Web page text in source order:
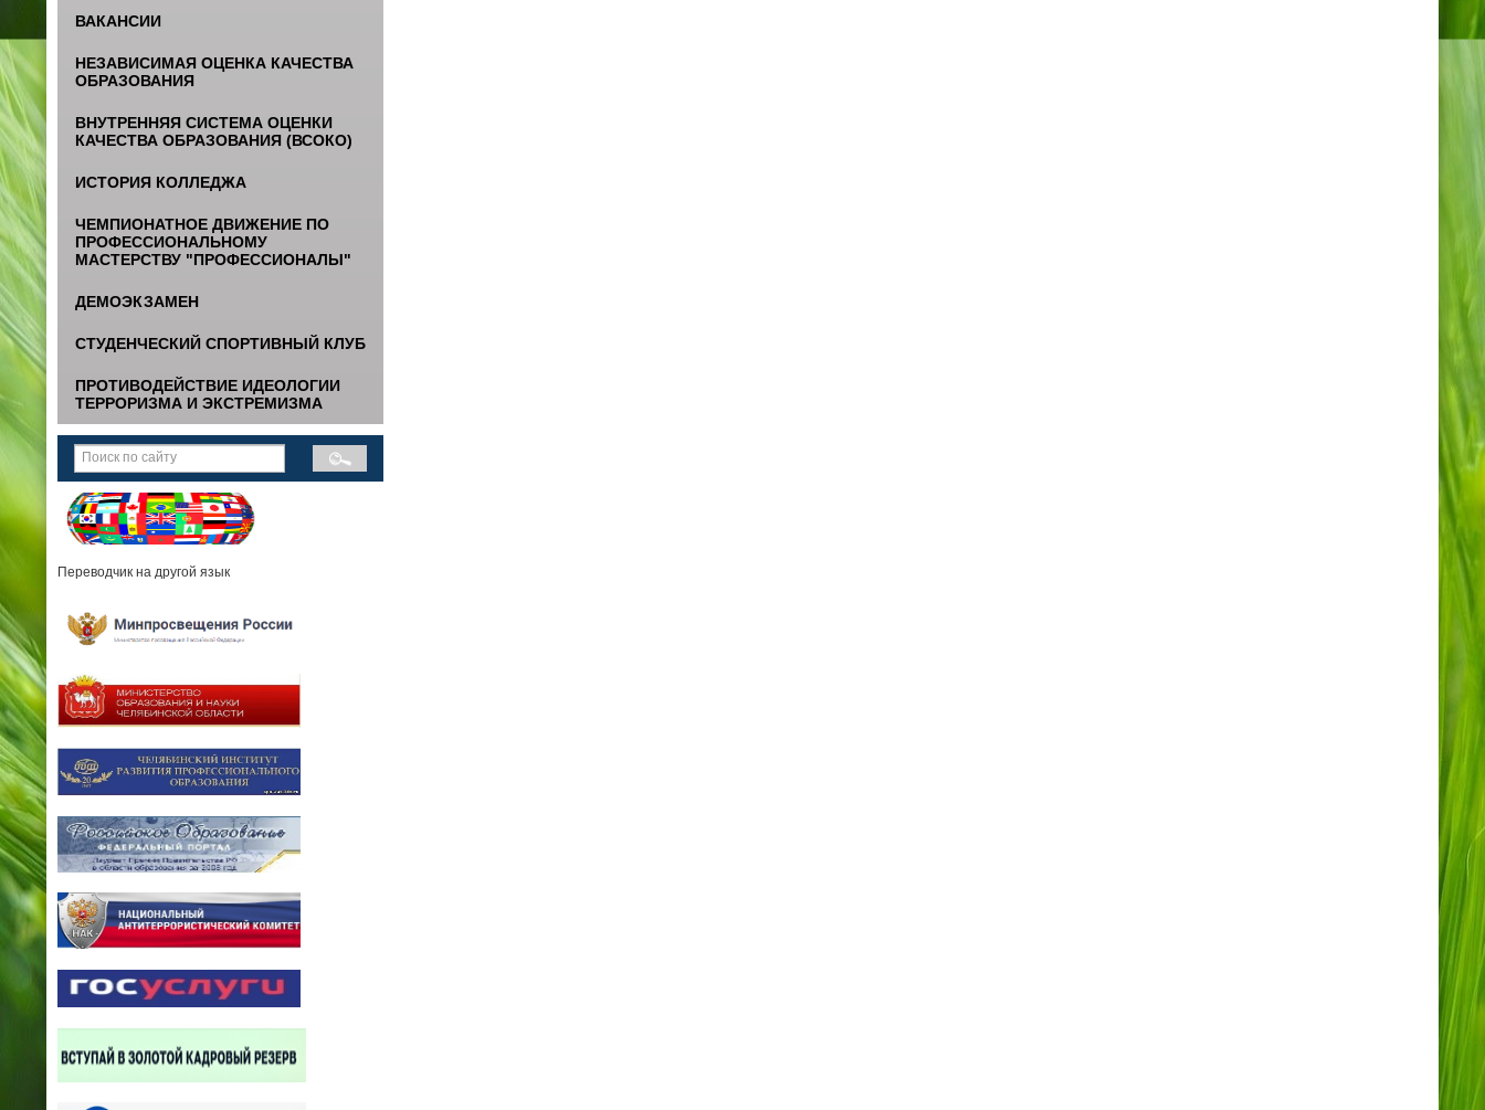
ВАКАНСИИ
НЕЗАВИСИМАЯ ОЦЕНКА КАЧЕСТВА
ОБРАЗОВАНИЯ
ВНУТРЕННЯЯ СИСТЕМА ОЦЕНКИ
КАЧЕСТВА ОБРАЗОВАНИЯ (ВСОКО)
ИСТОРИЯ КОЛЛЕДЖА
ЧЕМПИОНАТНОЕ ДВИЖЕНИЕ ПО
ПРОФЕССИОНАЛЬНОМУ
МАСТЕРСТВУ "ПРОФЕССИОНАЛЫ"
ДЕМОЭКЗАМЕН
СТУДЕНЧЕСКИЙ СПОРТИВНЫЙ КЛУБ
ПРОТИВОДЕЙСТВИЕ ИДЕОЛОГИИ
ТЕРРОРИЗМА И ЭКСТРЕМИЗМА
Переводчик на другой язык